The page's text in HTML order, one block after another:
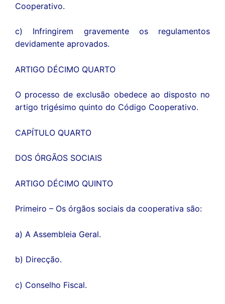
Cooperativo.
c) Infringirem gravemente os regulamentos
devidamente aprovados.
ARTIGO DÉCIMO QUARTO
O processo de exclusão obedece ao disposto no
artigo trigésimo quinto do Código Cooperativo.
CAPÍTULO QUARTO
DOS ÓRGÃOS SOCIAIS
ARTIGO DÉCIMO QUINTO
Primeiro – Os órgãos sociais da cooperativa são:
a) A Assembleia Geral.
b) Direcção.
c) Conselho Fiscal.